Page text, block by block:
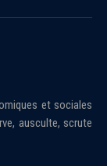
et sociales
ausculte, scrute